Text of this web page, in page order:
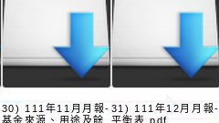
30) 111年11月月報-
基金來源、用途及餘
31) 111年12月月報-
平衡表.pdf